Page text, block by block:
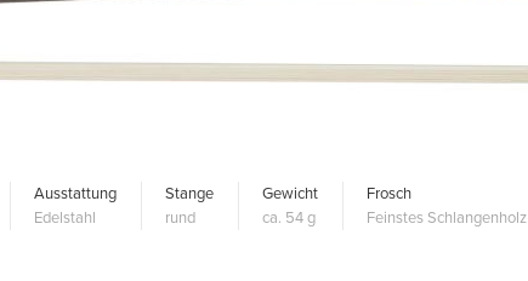
Ausstattung
Edelstahl
Stange
rund
Gewicht
ca. 54 g
Frosch
Feinstes Schlangenholz